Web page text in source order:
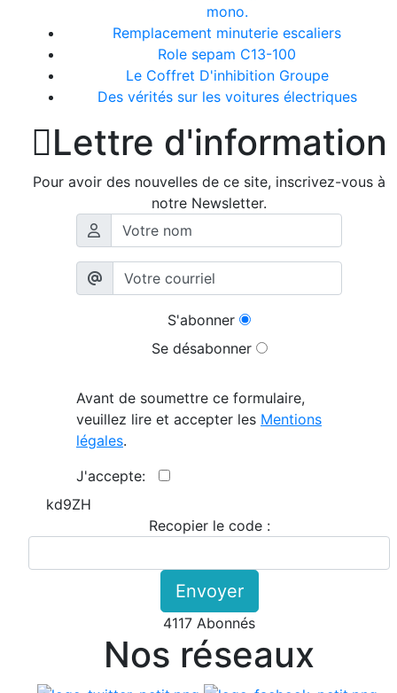
mono.
Remplacement minuterie escaliers
Role sepam C13-100
Le Coffret D'inhibition Groupe
Des vérités sur les voitures électriques
Lettre d'information
Pour avoir des nouvelles de ce site, inscrivez-vous à
notre Newsletter.
S'abonner
Se désabonner
Avant de soumettre ce formulaire,
veuillez lire et accepter les Mentions
légales.
J'accepte:
kd9ZH
Recopier le code :
Envoyer
4117 Abonnés
Nos réseaux